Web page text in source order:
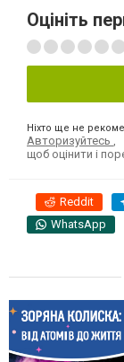
Оцініть
Ніхто ще не
Авторизуйтесь
щоб оцінити і
Reddit
WhatsApp